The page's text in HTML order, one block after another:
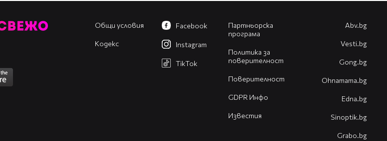
Общи условия
Кодекс
Партньорска
програма
Политика за
поверителност
Поверителност
GDPR Инфо
Известия
Facebook
Instagram
TikTok
Abv.bg
Vesti.bg
Gong.bg
Оhnamama.bg
Edna.bg
Sinoptik.bg
Grabo.bg